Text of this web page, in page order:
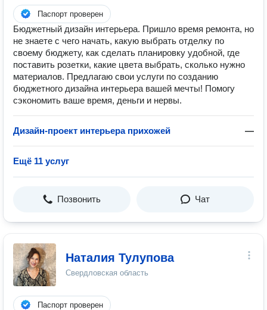
Паспорт проверен
Бюджетный дизайн интерьера. Пришло время ремонта, но
не знаете с чего начать, какую выбрать отделку по
своему бюджету, как сделать планировку удобной, где
поставить розетки, какие цвета выбрать, сколько нужно
материалов. Предлагаю свои услуги по созданию
бюджетного дизайна интерьера вашей мечты! Помогу
сэкономить ваше время, деньги и нервы.
Дизайн-проект интерьера прихожей —
Ещё 11 услуг
Позвонить Чат
Наталия Тулупова
Свердловская область
Паспорт проверен